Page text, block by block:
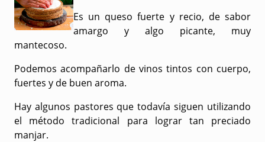
Es un queso fuerte y recio, de sabor
amargo y algo picante, muy
mantecoso.
Podemos acompañarlo de vinos tintos con cuerpo,
fuertes y de buen aroma.
Hay algunos pastores que todavía siguen utilizando
el método tradicional para lograr tan preciado
manjar.